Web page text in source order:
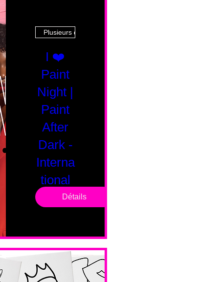
Plusieurs dates
I ❤️
Paint
Night |
Paint
After
Dark -
Interna
tional
Saturd
Valentines
Day
Edition
Détails